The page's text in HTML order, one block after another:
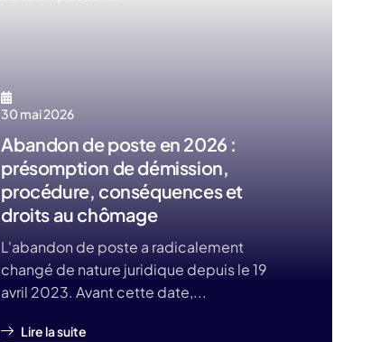
30 mai 2026
Abandon de poste en 2026 :
présomption de démission,
procédure, conséquences et
droits au chômage
L'abandon de poste a radicalement
changé de nature juridique depuis le 19
avril 2023. Avant cette date,...
Lire la suite